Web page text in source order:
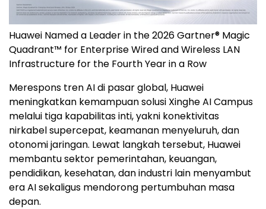
Huawei Named a Leader in the 2026 Gartner® Magic
Quadrant™ for Enterprise Wired and Wireless LAN
Infrastructure for the Fourth Year in a Row
Merespons tren AI di pasar global, Huawei
meningkatkan kemampuan solusi Xinghe AI Campus
melalui tiga kapabilitas inti, yakni konektivitas
nirkabel supercepat, keamanan menyeluruh, dan
otonomi jaringan. Lewat langkah tersebut, Huawei
membantu sektor pemerintahan, keuangan,
pendidikan, kesehatan, dan industri lain menyambut
era AI sekaligus mendorong pertumbuhan masa
depan.